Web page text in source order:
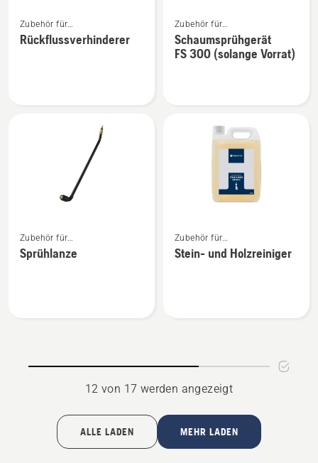
Details
zu
Zubehör für
Hochdruckreiniger
Rückflussverhinderer
Details
zu
Schaumsprühgerät
Zubehör für
Hochdruckreiniger
Schaumsprühgerät
FS 300 (solange Vorrat)
Details
zu
Zubehör für
Hochdruckreiniger
Sprühlanze
Details
zu
Zubehör für
Hochdruckreiniger
Stein- und Holzreiniger
12 von 17 werden angezeigt
ALLE LADEN MEHR LADEN